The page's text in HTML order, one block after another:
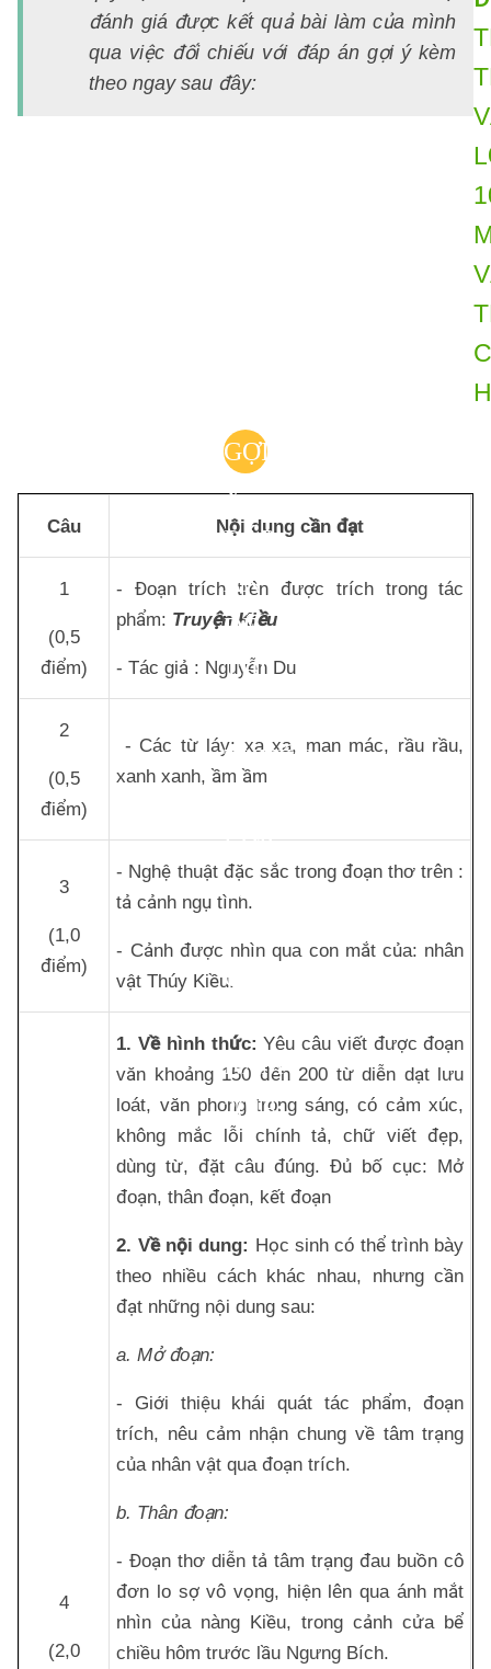
đánh giá được kết quả bài làm của mình
qua việc đối chiếu với đáp án gợi ý kèm
theo ngay sau đây:
GỢI
Ý
ĐÁP
ÁN
ĐỀ
THI
TUYỂN
LỚP
10
CHIÊM
HÓA
NĂM
2018:
Câu Nội dung cần đạt
1
(0,5
điểm)
- Đoạn trích trên được trích trong tác
phẩm: Truyện Kiều
- Tác giả : Nguyễn Du
2
(0,5
điểm)
- Các từ láy: xa xa, man mác, rầu rầu,
xanh xanh, ầm ầm
3
(1,0
điểm)
- Nghệ thuật đặc sắc trong đoạn thơ trên :
tả cảnh ngụ tình.
- Cảnh được nhìn qua con mắt của: nhân
vật Thúy Kiều.
4
(2,0
1. Về hình thức: Yêu câu viết được đoạn
văn khoảng 150 đến 200 từ diễn dạt lưu
loát, văn phong trong sáng, có cảm xúc,
không mắc lỗi chính tả, chữ viết đẹp,
dùng từ, đặt câu đúng. Đủ bố cục: Mở
đoạn, thân đoạn, kết đoạn
2. Về nội dung: Học sinh có thể trình bày
theo nhiều cách khác nhau, nhưng cần
đạt những nội dung sau:
a. Mở đoạn:
- Giới thiệu khái quát tác phẩm, đoạn
trích, nêu cảm nhận chung về tâm trạng
của nhân vật qua đoạn trích.
b. Thân đoạn:
- Đoạn thơ diễn tả tâm trạng đau buồn cô
đơn lo sợ vô vọng, hiện lên qua ánh mắt
nhìn của nàng Kiều, trong cảnh cửa bể
chiều hôm trước lầu Ngưng Bích.